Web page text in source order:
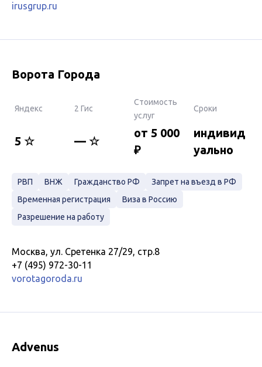
irusgrup.ru
Ворота Города
Яндекс 2 Гис
Стоимость
услуг
Сроки
5 ☆ — ☆
от 5 000
₽
индивид
уально
РВП ВНЖ Гражданство РФ
Запрет на въезд в РФ
Временная регистрация
Виза в Россию
Разрешение на работу
Москва, ул. Сретенка 27/29, стр.8
+7 (495) 972-30-11
vorotagoroda.ru
Advenus